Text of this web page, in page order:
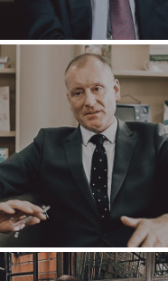
WAAROM
VERKEN STORIES
VERKOPER
NUUS & BLOG
DIE MARK
MEDIA KIT
NYWERHEDE